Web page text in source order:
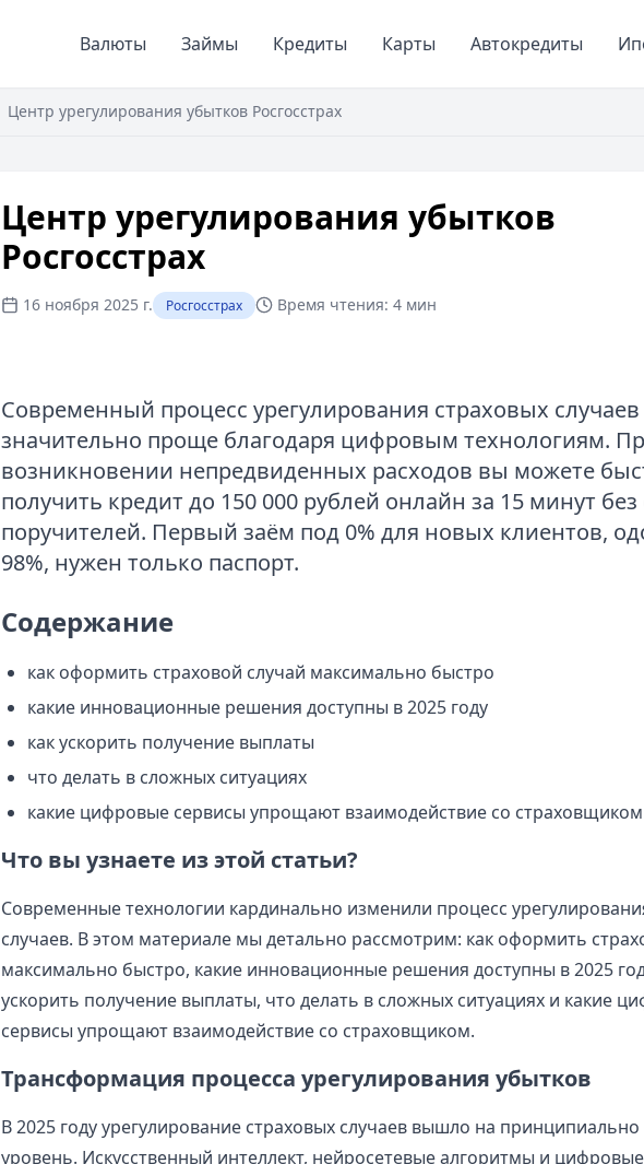
Валюты Займы Кредиты Карты Автокредиты
​Центр урегулирования убытков Росгосстрах
​Центр урегулирования убытков
Росгосстрах
16 ноября 2025 г. Росгосстрах Время чтения: 4 мин
Современный процесс урегулирования страховых случаев
значительно проще благодаря цифровым технологиям.
возникновении непредвиденных расходов вы можете
получить кредит до 150 000 рублей онлайн за 15 минут
поручителей. Первый заём под 0% для новых клиентов,
98%, нужен только паспорт.
Содержание
как оформить страховой случай максимально быстро
какие инновационные решения доступны в 2025 году
как ускорить получение выплаты
что делать в сложных ситуациях
какие цифровые сервисы упрощают взаимодействие со страховщиком
Что вы узнаете из этой статьи?
Современные технологии кардинально изменили процесс
случаев. В этом материале мы детально рассмотрим: как оформить
максимально быстро, какие инновационные решения доступны в 2025
ускорить получение выплаты, что делать в сложных ситуациях и какие
сервисы упрощают взаимодействие со страховщиком.
Трансформация процесса урегулирования убытков
В 2025 году урегулирование страховых случаев вышло на
уровень. Искусственный интеллект, нейросетевые алгоритмы и